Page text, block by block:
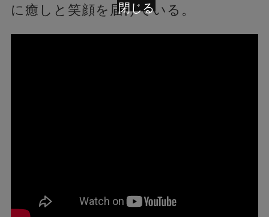
に癒しと笑顔を届けている。
閉じる